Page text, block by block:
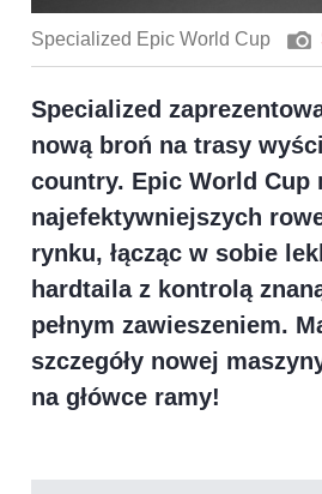
Specialized Epic World Cup
Specialized
nową broń na trasy
country. Epic World Cup
najefektywniejszych
rynku, łącząc w sobie
hardtaila z kontrolą
pełnym zawieszeniem.
szczegóły nowej
na główce ramy!